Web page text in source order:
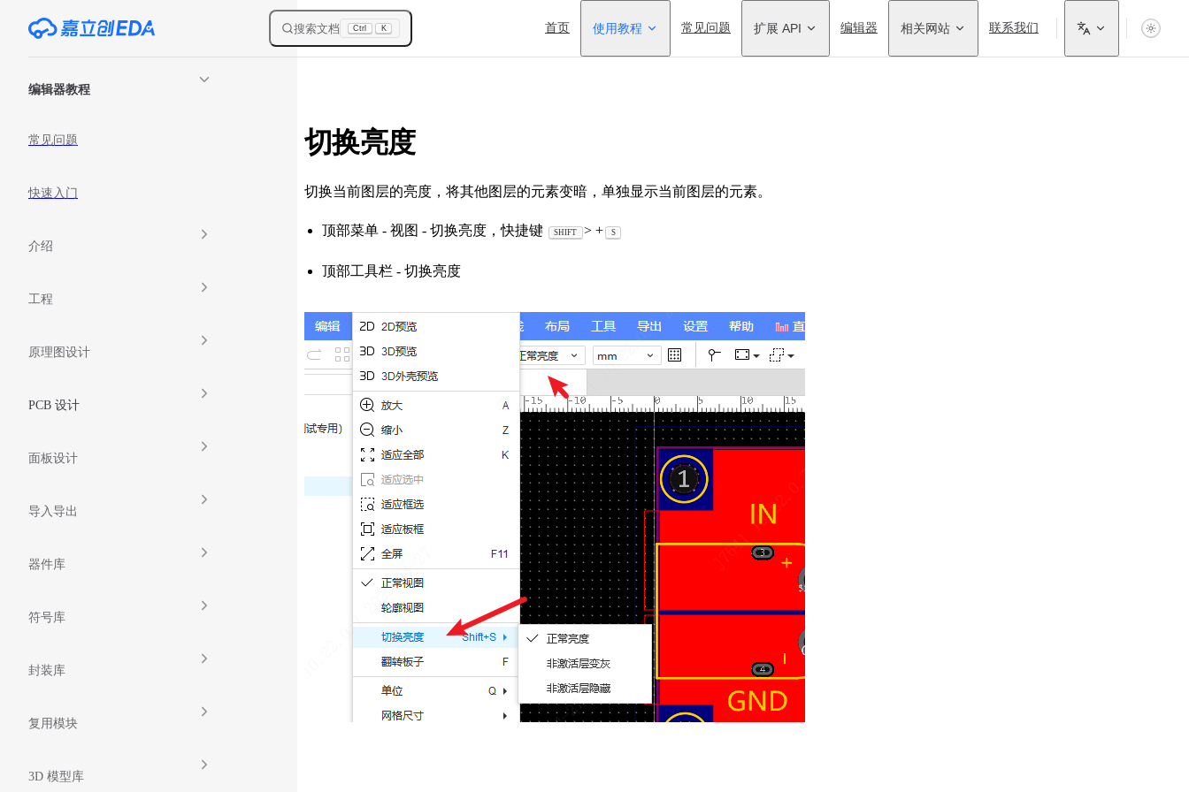
Skip to content 搜索文档 Ctrl K
Main Navigation
首页 使用教程 常见问题 扩展 API 编辑器 相关网站 联系我们
编辑器教程
常见问题
快速入门
介绍
工程
原理图设计
PCB 设计
面板设计
导入导出
器件库
符号库
封装库
复用模块
3D 模型库
切换亮度
切换当前图层的亮度，将其他图层的元素变暗，单独显示当前图层的元素。
顶部菜单 - 视图 - 切换亮度，快捷键 SHIFT > + S
顶部工具栏 - 切换亮度